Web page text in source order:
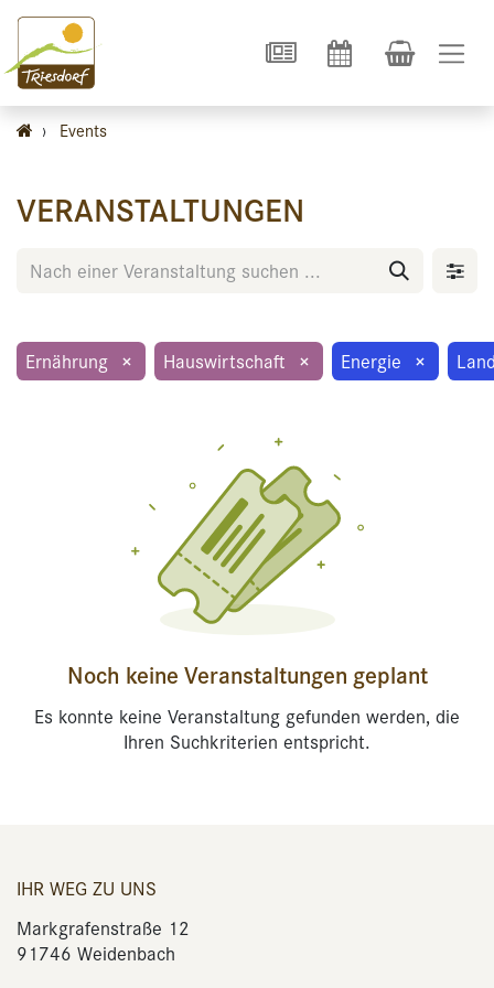
› Events
VERANSTALTUNGEN
Ernährung × Hauswirtschaft × Energie ×
Noch keine Veranstaltungen geplant
Es konnte keine Veranstaltung gefunden werden, die
Ihren Suchkriterien entspricht.
IHR WEG ZU UNS
Markgrafenstraße 12
91746 Weidenbach